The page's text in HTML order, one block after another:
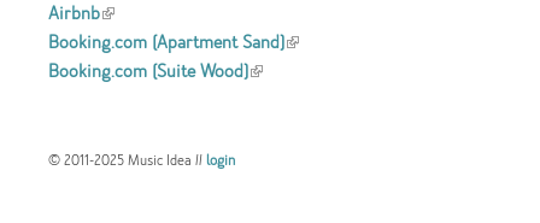
Airbnb(link is external)
Booking.com (Apartment Sand)(link is
Booking.com (Suite Wood)(link is external)
© 2011-2025 Music Idea //login